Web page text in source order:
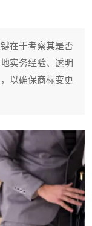
在于考察其是否
实务经验、透明
以确保商标变更